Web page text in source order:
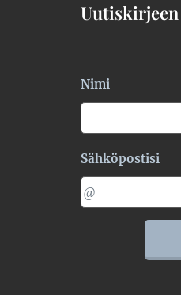
Nimi
Sähköpostisi